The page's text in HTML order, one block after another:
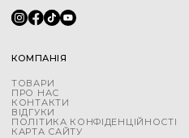
КОМПАНІЯ
ТОВАРИ
ПРО НАС
КОНТАКТИ
ВІДГУКИ
ПОЛІТИКА КОНФІДЕНЦІЙНОСТІ
КАРТА САЙТУ